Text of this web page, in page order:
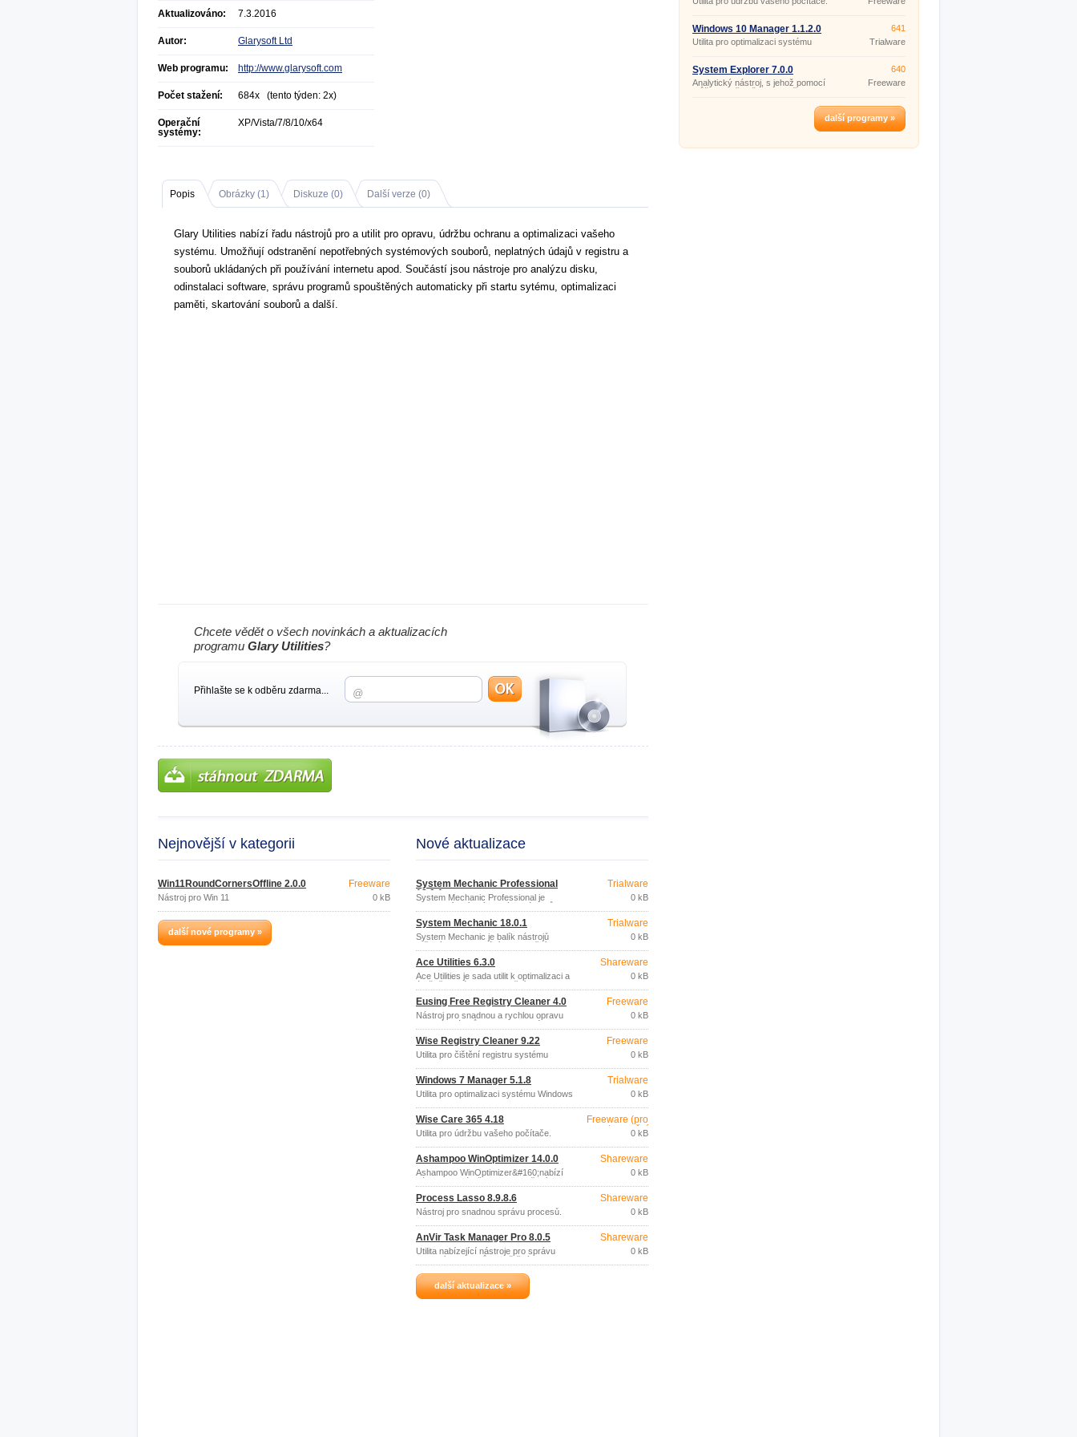
Aktualizováno: 7.3.2016
Autor: Glarysoft Ltd
Web programu: http://www.glarysoft.com
Počet stažení: 684x (tento týden: 2x)
Operační
systémy:
XP/Vista/7/8/10/x64
Popis Obrázky (1) Diskuze (0) Další verze (0)
Glary Utilities nabízí řadu nástrojů pro a utilit pro opravu, údržbu ochranu a optimalizaci vašeho
systému. Umožňují odstranění nepotřebných systémových souborů, neplatných údajů v registru a
souborů ukládaných při používání internetu apod. Součástí jsou nástroje pro analýzu disku,
odinstalaci software, správu programů spouštěných automaticky při startu sytému, optimalizaci
paměti, skartování souborů a další.
Chcete vědět o všech novinkách a aktualizacích
programu Glary Utilities?
Přihlašte se k odběru zdarma...
Nejnovější v kategorii
Win11RoundCornersOffline 2.0.0
Nástroj pro Win 11
Freeware
0 kB
další nové programy »
Nové aktualizace
System Mechanic Professional
18.0.1
System Mechanic Professional je
kompletní balík výkonných nástrojů pro
zajištění optimálního výkonu a
bezpečnosti PC.
Trialware
0 kB
System Mechanic 18.0.1
System Mechanic je balík nástrojů
určených k vyhledání, odstranění a
prevenci problémů s PC.
Trialware
0 kB
Ace Utilities 6.3.0
Ace Utilities je sada utilit k optimalizaci a
údržbě systému: odstranění
nepotřebných a duplicitních souborů,
vyčistění registru, správa aplikací
spouštěných při startu, správce cookies,
vymazání historie apod.
Shareware
0 kB
Eusing Free Registry Cleaner 4.0
Nástroj pro snadnou a rychlou opravu
chybných údajů v registru systému
Windows.
Freeware
0 kB
Wise Registry Cleaner 9.22
Utilita pro čištění registru systému
Freeware
0 kB
Windows 7 Manager 5.1.8
Utilita pro optimalizaci systému Windows
Trialware
0 kB
Wise Care 365 4.18
Utilita pro údržbu vašeho počítače.
Freeware (pro
nekomerční
účely)
0 kB
Ashampoo WinOptimizer 14.0.0
Ashampoo WinOptimizer&#160;nabízí
nástroje pro údržbu, zabezpečení a
optimalizaci výkonu vašeho systému
Windows.
Shareware
0 kB
Process Lasso 8.9.8.6
Nástroj pro snadnou správu procesů.
Shareware
0 kB
AnVir Task Manager Pro 8.0.5
Utilita nabízející nástroje pro správu
aplikací a procesů spouštěných
automaticky při startu Windows.
Shareware
0 kB
další aktualizace »
účely)
Windows 10 Manager 1.1.2.0
Utilita pro optimalizaci systému
641
Trialware
System Explorer 7.0.0
Analytický nástroj, s jehož pomocí
můžete vidět, vše co se děje s
640
Freeware
další programy »